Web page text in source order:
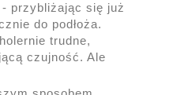
przybliżając się już
do podłoża.
trudne,
czujność. Ale